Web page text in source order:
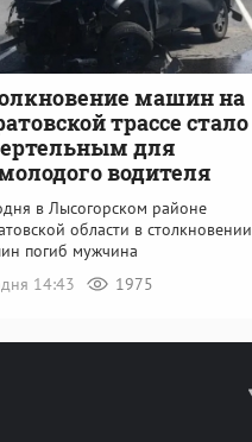
машин на
трассе стало
для
водителя
в Лысогорском районе
области в столкновении
погиб мужчина
14:43
1975